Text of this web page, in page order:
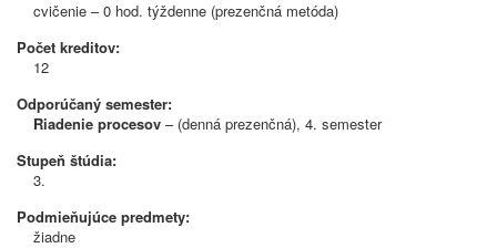
cvičenie – 0 hod. týždenne (prezenčná metóda)
Počet kreditov:
12
Odporúčaný semester:
Riadenie procesov – (denná prezenčná), 4. semester
Stupeň štúdia:
3.
Podmieňujúce predmety:
žiadne